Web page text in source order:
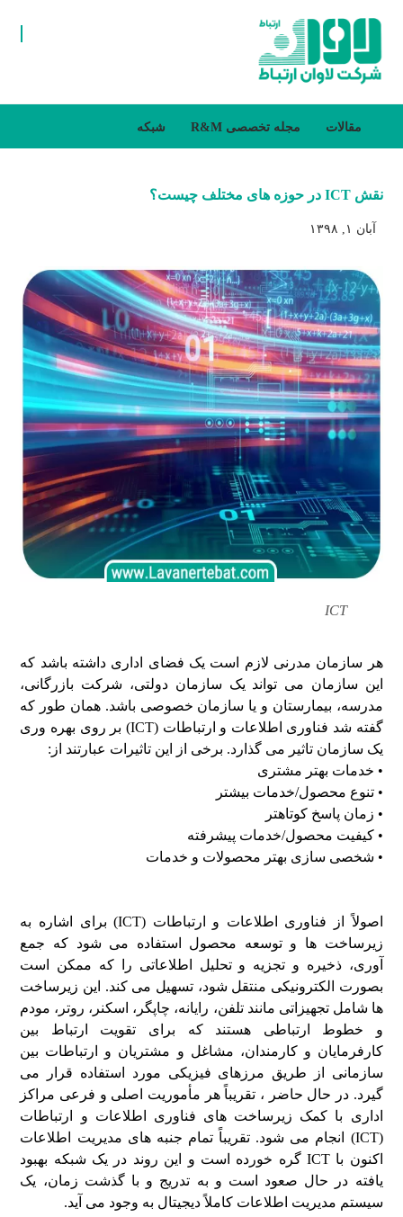
مقالات مجله تخصصی R&M شبکه
نقش ICT در حوزه های مختلف چیست؟
آبان ۱, ۱۳۹۸
ICT
هر سازمان مدرنی لازم است یک فضای اداری داشته باشد که
این سازمان می تواند یک سازمان دولتی، شرکت بازرگانی،
مدرسه، بیمارستان و یا سازمان خصوصی باشد. همان طور که
گفته شد فناوری اطلاعات و ارتباطات (ICT) بر روی بهره وری
یک سازمان تاثیر می گذارد. برخی از این تاثیرات عبارتند از:
• خدمات بهتر مشتری
• تنوع محصول/خدمات بیشتر
• زمان پاسخ کوتاهتر
• کیفیت محصول/خدمات پیشرفته
• شخصی سازی بهتر محصولات و خدمات
اصولاً از فناوری اطلاعات و ارتباطات (ICT) برای اشاره به
زیرساخت ها و توسعه محصول استفاده می شود که جمع
آوری، ذخیره و تجزیه و تحلیل اطلاعاتی را که ممکن است
بصورت الکترونیکی منتقل شود، تسهیل می کند. این زیرساخت
ها شامل تجهیزاتی مانند تلفن، رایانه، چاپگر، اسکنر، روتر، مودم
و خطوط ارتباطی هستند که برای تقویت ارتباط بین
کارفرمایان و کارمندان، مشاغل و مشتریان و ارتباطات بین
سازمانی از طریق مرزهای فیزیکی مورد استفاده قرار می
گیرد. در حال حاضر ، تقریباً هر مأموریت اصلی و فرعی مراکز
اداری با کمک زیرساخت های فناوری اطلاعات و ارتباطات
(ICT) انجام می شود. تقریباً تمام جنبه های مدیریت اطلاعات
اکنون با ICT گره خورده است و این روند در یک شبکه بهبود
یافته در حال صعود است و به تدریج و با گذشت زمان، یک
سیستم مدیریت اطلاعات کاملاً دیجیتال به وجود می آید.